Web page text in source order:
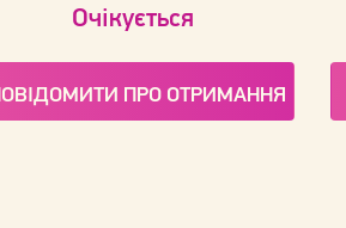
Очікується
ПРО ОТРИМАННЯ